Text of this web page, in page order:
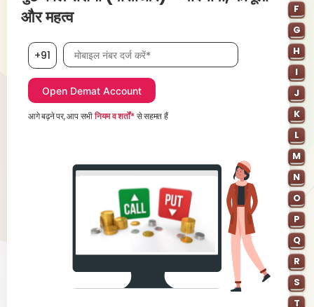
F
G
H
I
J
K
L
M
N
O
P
Q
R
S
T
और महत्व
+91 मोबाइल नंबर आवश्यक है
आगे बढ़ने पर, आप सभीनियम व शर्तों*से सहमत हैं